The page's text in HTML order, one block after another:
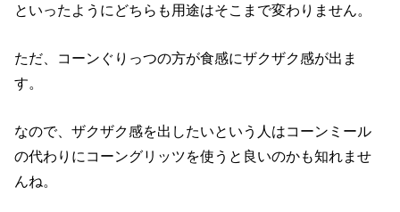
といったようにどちらも用途はそこまで変わりません。
ただ、コーンぐりっつの方が食感にザクザク感が出ま
す。
なので、ザクザク感を出したいという人はコーンミール
の代わりにコーングリッツを使うと良いのかも知れませ
んね。